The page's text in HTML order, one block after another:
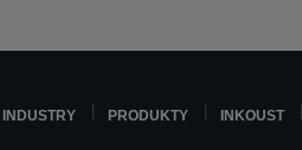
INDUSTRY PRODUKTY INKOUST